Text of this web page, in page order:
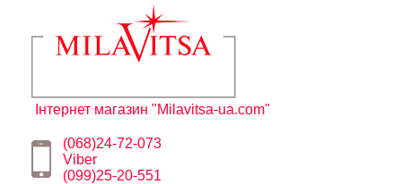
Інтернет магазин "Milavitsa-ua.com"
(068)24-72-073
Viber
(099)25-20-551